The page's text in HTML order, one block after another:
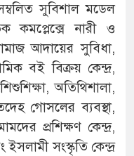
সুবিশাল মডেল
কমপ্লেক্সে নারী ও
আদায়ের সুবিধা,
বই বিক্রয় কেন্দ্র,
অতিথিশালা,
গোসলের ব্যবস্থা,
প্রশিক্ষণ কেন্দ্র,
ইসলামী সংস্কৃতি কেন্দ্র